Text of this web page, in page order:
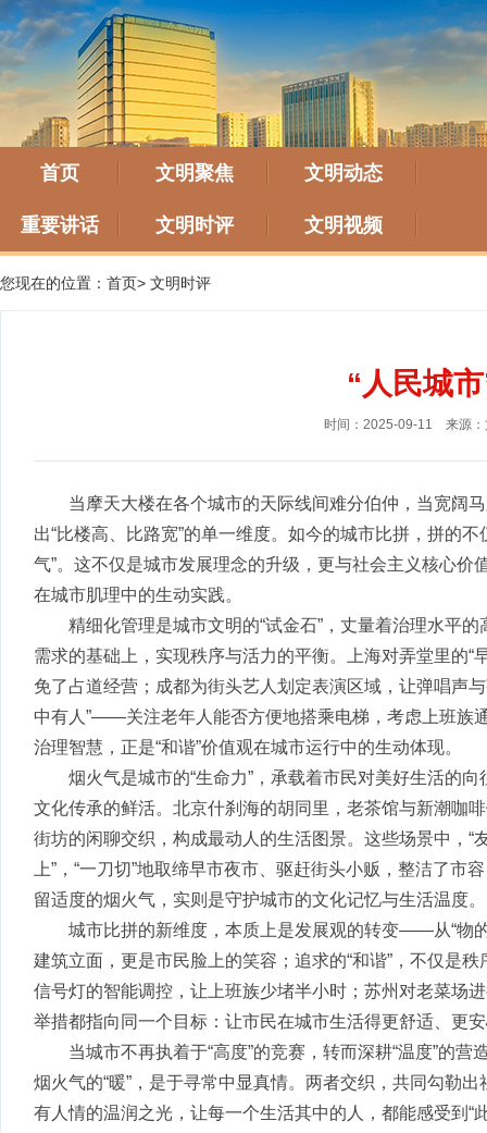
首页 文明聚焦 文明动态
重要讲话 文明时评 文明视频
您现在的位置： 首页> 文明时评
“人民城
时间：2025-09-11 来源
当摩天大楼在各个城市的天际线间难分伯仲，当宽阔马
出“比楼高、比路宽”的单一维度。如今的城市比拼，拼的
气”。这不仅是城市发展理念的升级，更与社会主义核心价
在城市肌理中的生动实践。
精细化管理是城市文明的“试金石”，丈量着治理水平的
需求的基础上，实现秩序与活力的平衡。上海对弄堂里的“
免了占道经营；成都为街头艺人划定表演区域，让弹唱声
中有人”——关注老年人能否方便地搭乘电梯，考虑上班
治理智慧，正是“和谐”价值观在城市运行中的生动体现。
烟火气是城市的“生命力”，承载着市民对美好生活的向
文化传承的鲜活。北京什刹海的胡同里，老茶馆与新潮咖
街坊的闲聊交织，构成最动人的生活图景。这些场景中，“
上”，“一刀切”地取缔早市夜市、驱赶街头小贩，整洁了
留适度的烟火气，实则是守护城市的文化记忆与生活温度。
城市比拼的新维度，本质上是发展观的转变——从“物的
建筑立面，更是市民脸上的笑容；追求的“和谐”，不仅是
信号灯的智能调控，让上班族少堵半小时；苏州对老菜场
举措都指向同一个目标：让市民在城市生活得更舒适、更
当城市不再执着于“高度”的竞赛，转而深耕“温度”的营
烟火气的“暖”，是于寻常中显真情。两者交织，共同勾
有人情的温润之光，让每一个生活其中的人，都能感受到“